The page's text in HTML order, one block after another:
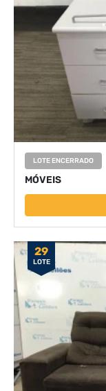
LOTE ENCERRADO
MÓVEIS
29
LOTE